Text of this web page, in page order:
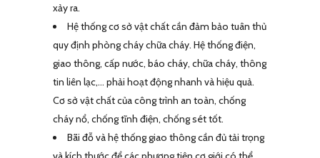
xảy ra.
Hệ thống cơ sở vật chất cần đảm bảo tuân thủ
quy định phòng cháy chữa cháy. Hệ thống điện,
giao thông, cấp nước, báo cháy, chữa cháy, thông
tin liên lạc,… phải hoạt động nhanh và hiệu quả.
Cơ sở vật chất của công trình an toàn, chống
cháy nổ, chống tĩnh điện, chống sét tốt.
Bãi đỗ và hệ thống giao thông cần đủ tải trọng